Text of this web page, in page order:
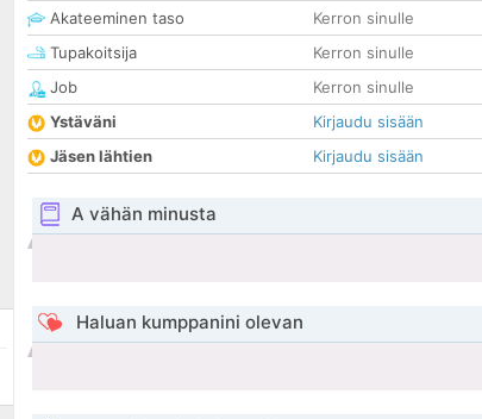
Akateeminen taso
Kerron sinulle
Tupakoitsija
Kerron sinulle
Job
Kerron sinulle
Ystäväni
Kirjaudu sisään
Jäsen lähtien
Kirjaudu sisään
A vähän minusta
Haluan kumppanini olevan